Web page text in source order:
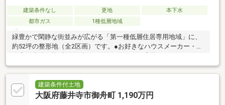
建築条件なし 更地
本下水
都市ガス
1種低層地域
緑豊かで閑静な街並みが広がる「第一種低層住居専用地域」に、
約52坪の整形地（全2区画）です。●お好きなハウスメーカー・工
務店で建築可能 建築条件はございません。ご家族のこだわりやラ
イフスタイルに合わせた自由な間取り・デザインでマイホームを
建てていただけます。 ●「現況更地」 解体工事の費用や手間がか
からず、スムーズに建築プランへ移行していただけます。 ●間口
も約7.6m以上確保されており、駐車スペース2台やお庭、ゆとり
建築条件付土地
大阪府藤井寺市御舟町 1,190万円